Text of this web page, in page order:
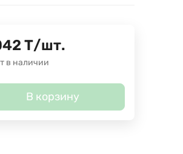
Т/шт.
в наличии
В корзину